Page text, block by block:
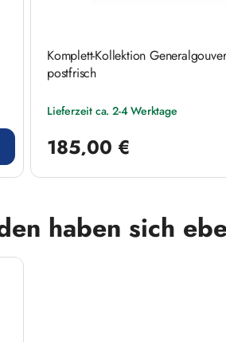
Komplett-Kollektion
postfrisch
Lieferzeit ca. 2-4 Werktage
185,00 €
haben sich